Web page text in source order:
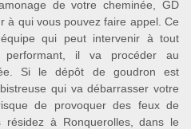
de votre cheminée, GD
à qui vous pouvez faire appel. Ce
équipe qui peut intervenir à tout
performant, il va procéder au
Si le dépôt de goudron est
qui va débarrasser votre
de provoquer des feux de
résidez à Ronquerolles, dans le